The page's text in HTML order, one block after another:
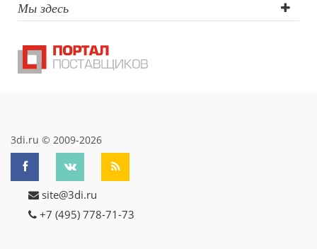
Антистрессы
Светоотражатели
Промо-мелочи
Зонты и дождевики
Зонты-трости
Дождевики
Деловые аксессуары
Мы здесь
3di.ru © 2009-2026
site@3di.ru
+7 (495) 778-71-73